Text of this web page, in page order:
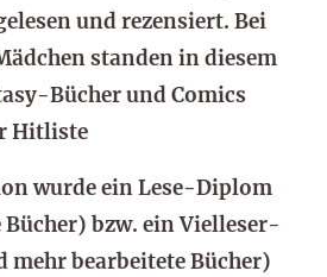
und rezensiert. Bei
standen in diesem
Bücher und Comics
Hitliste
wurde ein Lese-Diplom
bzw. ein Vielleser-
bearbeitete Bücher)